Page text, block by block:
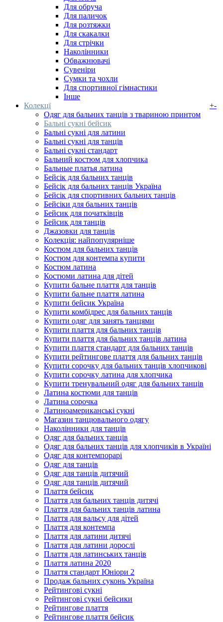
Для обруча
Для паличок
Для розтяжки
Для скакалки
Для стрічки
Наколінники
Обважнювачі
Сувеніри
Сумки та чохли
Для спортивної гімнастики
Інше
Колекцї
+-
Одяг для бальних танців з твариною принтом
Бальні сукні бейсик
Бальні сукні для латини
Бальні сукні для танців
Бальні сукні стандарт
Бальний костюм для хлопчика
Бальные платья латина
Бейсік для бальних танців
Бейсік для бальних танців Україна
Бейсік для спортивних бальних танців
Бейсіки для бальних танців
Бейсик для початківців
Бейсик для танців
Джазовки для танців
Колекція: найпопулярніше
Костюм для бальних танців
Костюм для контемпа купити
Костюм латина
Костюми латина для дітей
Купити бальне плаття для танців
Купити бальне плаття латина
Купити бейсик Україна
Купити комбідрес для бальних танців
Купити одяг для занять танцями
Купити плаття для бальних танців
Купити плаття для бальних танців латина
Купити плаття стандарт для бальних танців
Купити рейтингове плаття для бальних танців
Купити сорочку для бальних танців хлопчикові
Купити сорочку латина для хлопчика
Купити тренувальний одяг для бальних танців
Латина костюми для танців
Латина сорочка
Латиноамериканські сукні
Магазин танцювального одягу
Наколінники для танців
Одяг для бальних танців
Одяг для бальних танців для хлопчиків в Україні
Одяг для контемпорарі
Одяг для танців
Одяг для танців дитячий
Одяг для танців дитячий
Плаття бейсик
Плаття для бальних танців дитячі
Плаття для бальних танців латина
Плаття для вальсу для дітей
Плаття для контемпа
Плаття для латини дитячі
Плаття для латини дорослі
Плаття для латинських танців
Плаття латина 2020
Плаття стандарт Юніори 2
Продаж бальних суконь Україна
Рейтингові сукні
Рейтингові сукні бейсики
Рейтингове плаття
Рейтингове плаття бейсик